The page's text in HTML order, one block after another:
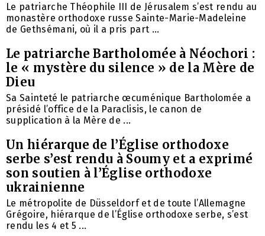
Le patriarche Théophile III de Jérusalem s’est rendu au
monastère orthodoxe russe Sainte-Marie-Madeleine
de Gethsémani, où il a pris part ...
Le patriarche Bartholomée à Néochori :
le « mystère du silence » de la Mère de
Dieu
Sa Sainteté le patriarche œcuménique Bartholomée a
présidé l’office de la Paraclisis, le canon de
supplication à la Mère de ...
Un hiérarque de l’Église orthodoxe
serbe s’est rendu à Soumy et a exprimé
son soutien à l’Église orthodoxe
ukrainienne
Le métropolite de Düsseldorf et de toute l’Allemagne
Grégoire, hiérarque de l’Église orthodoxe serbe, s’est
rendu les 4 et 5 ...